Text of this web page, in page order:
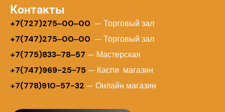
Контакты
+7(727)275‒00‒00 — Торговый зал
+7(747)275‒00‒00 — Торговый зал
+7(775)833‒78‒57 — Мастерская
+7(747)969-25-75 — Каспи магазин
+7(778)910-57-32 — Онлайн магазин